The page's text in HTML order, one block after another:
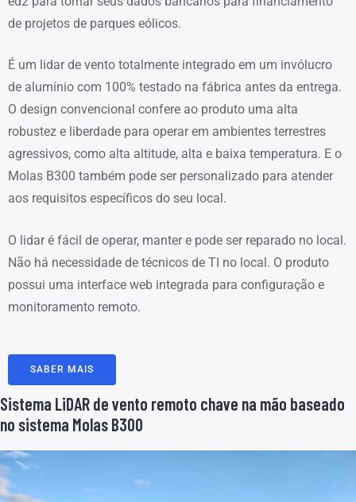
de projetos de parques eólicos.
É um lidar de vento totalmente integrado em um invólucro
de alumínio com 100% testado na fábrica antes da entrega.
O design convencional confere ao produto uma alta
robustez e liberdade para operar em ambientes terrestres
agressivos, como alta altitude, alta e baixa temperatura. E o
Molas B300 também pode ser personalizado para atender
aos requisitos específicos do seu local.
O lidar é fácil de operar, manter e pode ser reparado no local.
Não há necessidade de técnicos de TI no local. O produto
possui uma interface web integrada para configuração e
monitoramento remoto.
SABER MAIS
Sistema LiDAR de vento remoto chave na mão baseado
no sistema Molas B300